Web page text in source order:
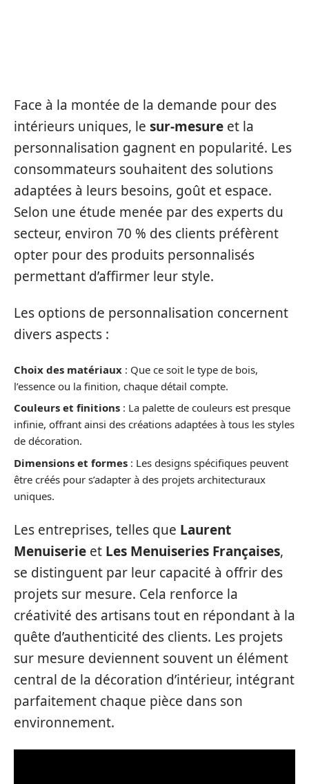
Face à la montée de la demande pour des
intérieurs uniques, le sur-mesure et la
personnalisation gagnent en popularité. Les
consommateurs souhaitent des solutions
adaptées à leurs besoins, goût et espace.
Selon une étude menée par des experts du
secteur, environ 70 % des clients préfèrent
opter pour des produits personnalisés
permettant d’affirmer leur style.
Les options de personnalisation concernent
divers aspects :
Choix des matériaux : Que ce soit le type de bois,
l’essence ou la finition, chaque détail compte.
Couleurs et finitions : La palette de couleurs est presque
infinie, offrant ainsi des créations adaptées à tous les styles
de décoration.
Dimensions et formes : Les designs spécifiques peuvent
être créés pour s’adapter à des projets architecturaux
uniques.
Les entreprises, telles que Laurent
Menuiserie et Les Menuiseries Françaises,
se distinguent par leur capacité à offrir des
projets sur mesure. Cela renforce la
créativité des artisans tout en répondant à la
quête d’authenticité des clients. Les projets
sur mesure deviennent souvent un élément
central de la décoration d’intérieur, intégrant
parfaitement chaque pièce dans son
environnement.